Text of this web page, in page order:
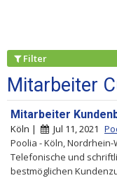
Filter
Mitarbeiter
Mitarbeiter
Köln | Jul 11, 2021
Poolia - Köln, Nordrhein-
Telefonische und
bestmöglichen